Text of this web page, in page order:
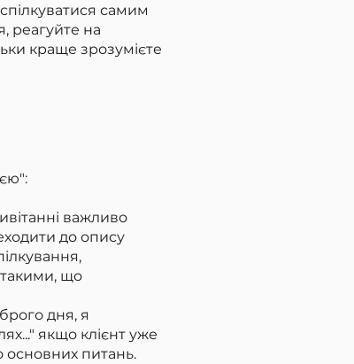
самим
реагуйте на
краще зрозумієте
важливо
до опису
такими, що
дня, я
якщо клієнт уже
основних питань.